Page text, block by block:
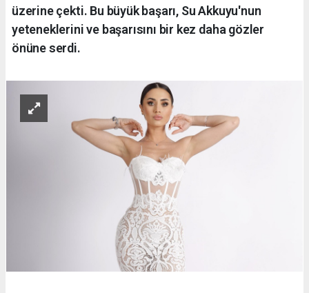
üzerine çekti. Bu büyük başarı, Su Akkuyu'nun
yeteneklerini ve başarısını bir kez daha gözler
önüne serdi.